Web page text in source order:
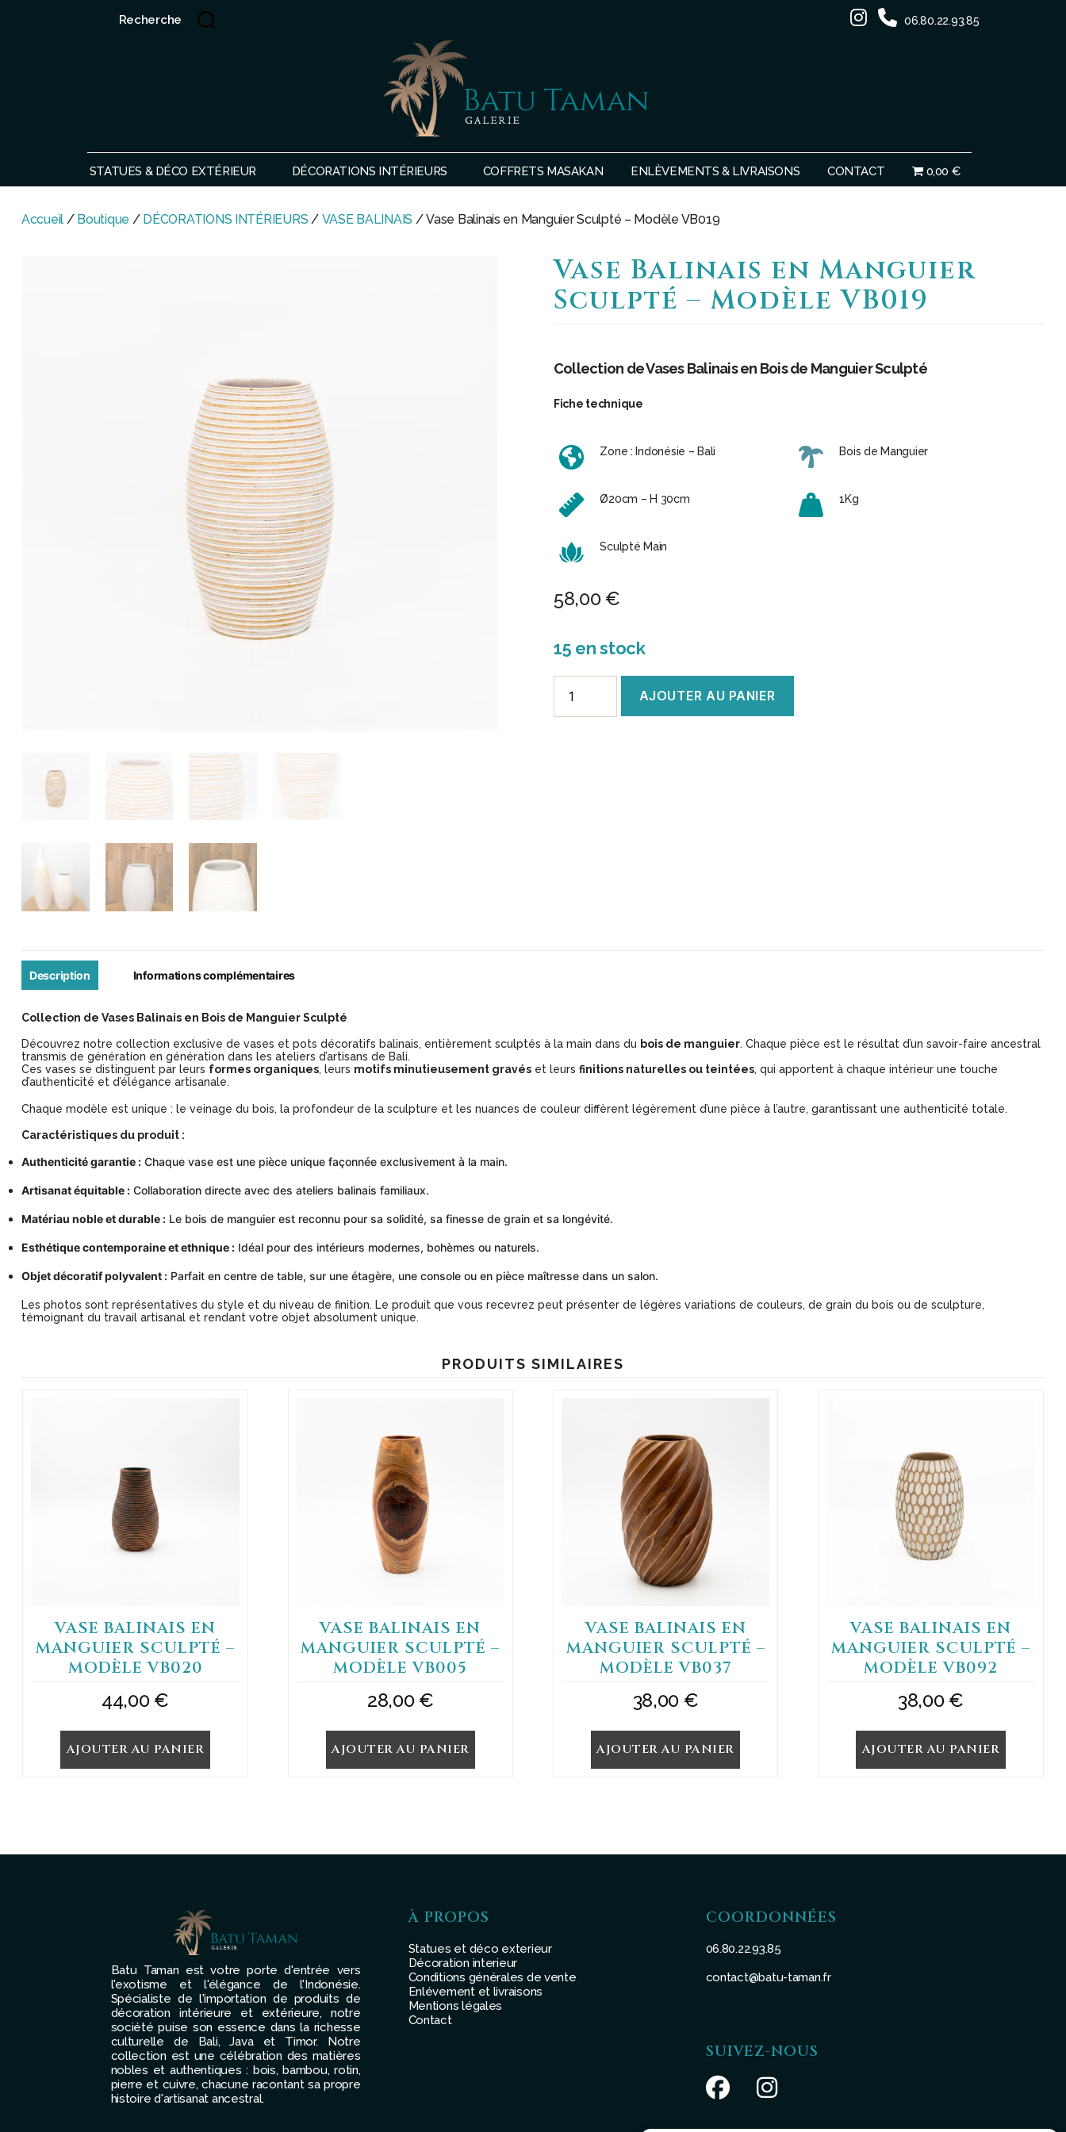
Showroom de Bali, décorations extérieurs et intérieurs
Recherche 06.80.22.93.85
BATU
TAMAN
STATUES & DÉCO EXTÉRIEUR DÉCORATIONS INTÉRIEURS COFFRETS MASAKAN ENLÈVEMENTS & LIVRAISONS CONTACT 0,00 €
Accueil / Boutique / DÉCORATIONS INTÉRIEURS / VASE BALINAIS / Vase Balinais en Manguier Sculpté – Modèle VB019
Vase Balinais en Manguier
Sculpté – Modèle VB019
Collection de Vases Balinais en Bois de Manguier Sculpté
Fiche technique
Zone : Indonésie – Bali
Ø20cm – H 30cm
Sculpté Main
Bois de Manguier
1Kg
58,00€
15 en stock
AJOUTER AU PANIER
Description Informations complémentaires
Collection de Vases Balinais en Bois de Manguier Sculpté
Découvrez notre collection exclusive de vases et pots décoratifs balinais, entièrement sculptés à la main dans du bois de manguier. Chaque pièce est le résultat d’un savoir-faire ancestral
transmis de génération en génération dans les ateliers d’artisans de Bali.
Ces vases se distinguent par leurs formes organiques, leurs motifs minutieusement gravéset leurs finitions naturelles ou teintées, qui apportent à chaque intérieur une touche
d’authenticité et d’élégance artisanale.
Chaque modèle est unique : le veinage du bois, la profondeur de la sculpture et les nuances de couleur diffèrent légèrement d’une pièce à l’autre, garantissant une authenticité totale.
Caractéristiques du produit :
Authenticité garantie :Chaque vase est une pièce unique façonnée exclusivement à la main.
Artisanat équitable :Collaboration directe avec des ateliers balinais familiaux.
Matériau noble et durable :Le bois de manguier est reconnu pour sa solidité, sa finesse de grain et sa longévité.
Esthétique contemporaine et ethnique :Idéal pour des intérieurs modernes, bohèmes ou naturels.
Objet décoratif polyvalent :Parfait en centre de table, sur une étagère, une console ou en pièce maîtresse dans un salon.
Les photos sont représentatives du style et du niveau de finition. Le produit que vous recevrez peut présenter de légères variations de couleurs, de grain du bois ou de sculpture,
témoignant du travail artisanal et rendant votre objet absolument unique.
PRODUITS SIMILAIRES
VASE BALINAIS EN
MANGUIER SCULPTÉ –
MODÈLE VB020
44,00€
AJOUTER AU PANIER
VASE BALINAIS EN
MANGUIER SCULPTÉ –
MODÈLE VB005
28,00€
AJOUTER AU PANIER
VASE BALINAIS EN
MANGUIER SCULPTÉ –
MODÈLE VB037
38,00 €
AJOUTER AU PANIER
VASE BALINAIS EN
MANGUIER SCULPTÉ –
MODÈLE VB092
38,00€
AJOUTER AU PANIER
Batu Taman est votre porte d'entrée vers
l'exotisme et l'élégance de l'Indonésie.
Spécialiste de l'importation de produits de
décoration intérieure et extérieure, notre
société puise son essence dans la richesse
culturelle de Bali, Java et Timor. Notre
collection est une célébration des matières
nobles et authentiques : bois, bambou, rotin,
pierre et cuivre, chacune racontant sa propre
histoire d'artisanat ancestral.
À PROPOS
Statues et déco exterieur
Décoration interieur
Conditions générales de vente
Enlévement et livraisons
Mentions légales
Contact
COORDONNÉES
06.80.22.93.85
contact@batu-taman.fr
SUIVEZ-NOUS